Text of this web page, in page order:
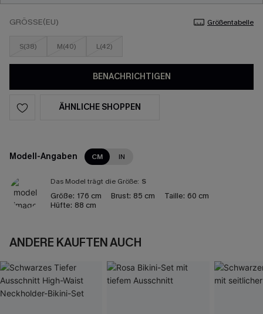
GRÖSSE(EU) Größentabelle
S(38) M(40) L(42)
BENACHRICHTIGEN
ÄHNLICHE SHOPPEN
Modell-Angaben CM IN
Das Model trägt die Größe: S
Größe: 176 cm Brust: 85 cm Taille: 60 cm
Hüfte: 88 cm
ANDERE KAUFTEN AUCH